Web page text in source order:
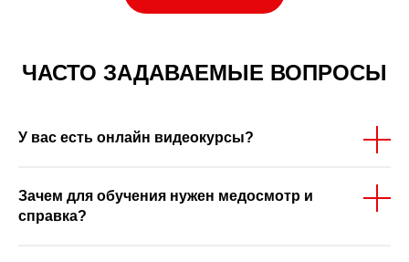
ЧАСТО ЗАДАВАЕМЫЕ ВОПРОСЫ
У вас есть онлайн видеокурсы?
Зачем для обучения нужен медосмотр и
справка?